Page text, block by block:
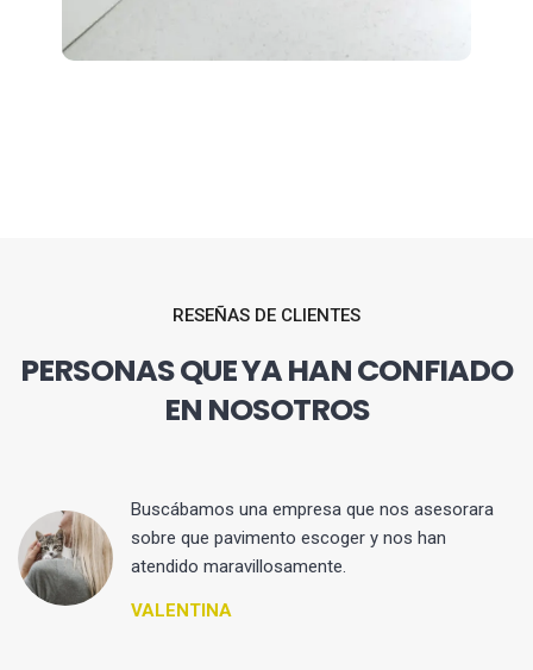
RESEÑAS DE CLIENTES
PERSONAS QUE YA HAN CONFIADO
EN NOSOTROS
Buscábamos una empresa que nos asesorara
sobre que pavimento escoger y nos han
atendido maravillosamente.
VALENTINA